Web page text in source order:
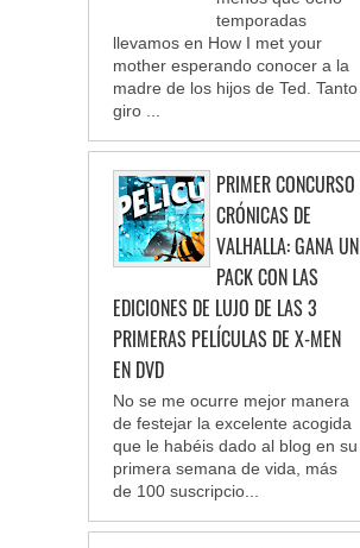
temporadas
llevamos en How I met your
mother esperando conocer a la
madre de los hijos de Ted. Tanto
giro ...
PRIMER CONCURSO
CRÓNICAS DE
VALHALLA: GANA UN
PACK CON LAS
EDICIONES DE LUJO DE LAS 3
PRIMERAS PELÍCULAS DE X-MEN
EN DVD
No se me ocurre mejor manera
de festejar la excelente acogida
que le habéis dado al blog en su
primera semana de vida, más
de 100 suscripcio...